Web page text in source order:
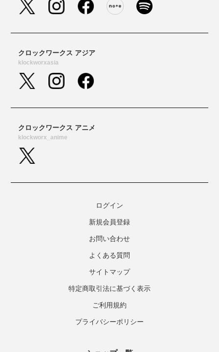
ログイン
新規会員登録
お問い合わせ
よくある質問
サイトマップ
特定商取引法に基づく表示
ご利用規約
プライバシーポリシー